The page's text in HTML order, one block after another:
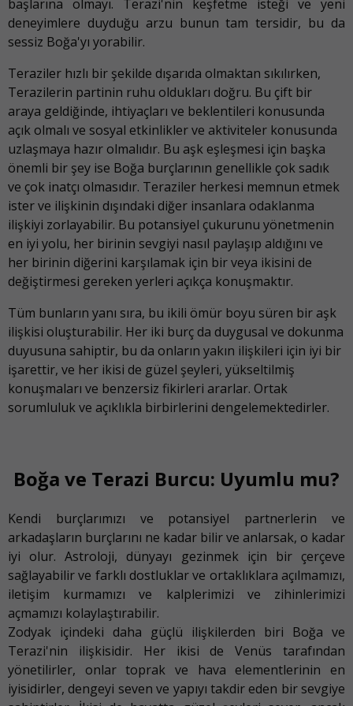
başlarına olmayı. Terazi'nin keşfetme isteği ve yeni
deneyimlere duyduğu arzu bunun tam tersidir, bu da
sessiz Boğa'yı yorabilir.
Teraziler hızlı bir şekilde dışarıda olmaktan sıkılırken,
Terazilerin partinin ruhu oldukları doğru. Bu çift bir
araya geldiğinde, ihtiyaçları ve beklentileri konusunda
açık olmalı ve sosyal etkinlikler ve aktiviteler konusunda
uzlaşmaya hazır olmalıdır. Bu aşk eşleşmesi için başka
önemli bir şey ise Boğa burçlarının genellikle çok sadık
ve çok inatçı olmasıdır. Teraziler herkesi memnun etmek
ister ve ilişkinin dışındaki diğer insanlara odaklanma
ilişkiyi zorlayabilir. Bu potansiyel çukurunu yönetmenin
en iyi yolu, her birinin sevgiyi nasıl paylaşıp aldığını ve
her birinin diğerini karşılamak için bir veya ikisini de
değiştirmesi gereken yerleri açıkça konuşmaktır.
Tüm bunların yanı sıra, bu ikili ömür boyu süren bir aşk
ilişkisi oluşturabilir. Her iki burç da duygusal ve dokunma
duyusuna sahiptir, bu da onların yakın ilişkileri için iyi bir
işarettir, ve her ikisi de güzel şeyleri, yükseltilmiş
konuşmaları ve benzersiz fikirleri ararlar. Ortak
sorumluluk ve açıklıkla birbirlerini dengelemektedirler.
Boğa ve Terazi Burcu: Uyumlu mu?
Kendi burçlarımızı ve potansiyel partnerlerin ve
arkadaşların burçlarını ne kadar bilir ve anlarsak, o kadar
iyi olur. Astroloji, dünyayı gezinmek için bir çerçeve
sağlayabilir ve farklı dostluklar ve ortaklıklara açılmamızı,
iletişim kurmamızı ve kalplerimizi ve zihinlerimizi
açmamızı kolaylaştırabilir.
Zodyak içindeki daha güçlü ilişkilerden biri Boğa ve
Terazi'nin ilişkisidir. Her ikisi de Venüs tarafından
yönetilirler, onlar toprak ve hava elementlerinin en
iyisidirler, dengeyi seven ve yapıyı takdir eden bir sevgiye